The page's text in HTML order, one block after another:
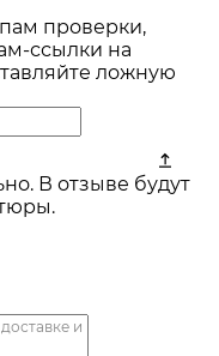
проверки,
ссылки на
ложную
В отзыве будут